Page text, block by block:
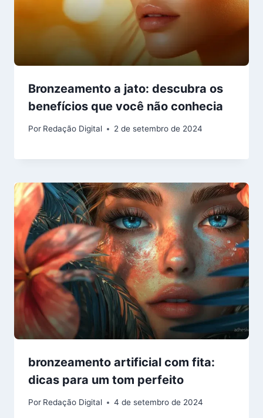
Bronzeamento a jato: descubra os
benefícios que você não conhecia
Por Redação Digital 2 de setembro de 2024
bronzeamento artificial com fita:
dicas para um tom perfeito
Por Redação Digital 4 de setembro de 2024